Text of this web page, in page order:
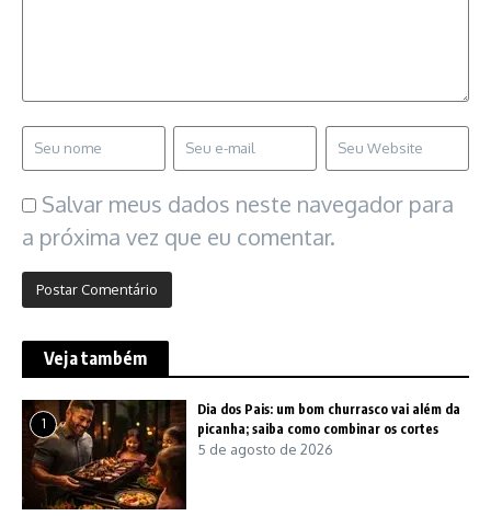
Salvar meus dados neste navegador para
a próxima vez que eu comentar.
Veja também
1
Dia dos Pais: um bom churrasco vai além da
picanha; saiba como combinar os cortes
5 de agosto de 2026